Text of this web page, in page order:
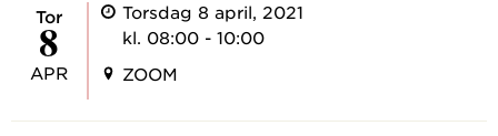
tor
8
APR
Torsdag 8 april, 2021
kl. 08:00 - 10:00
ZOOM